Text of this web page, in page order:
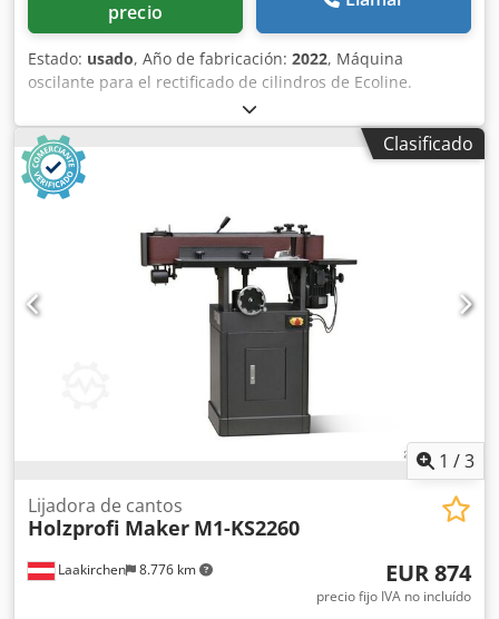
precio
Estado: usado, Año de fabricación: 2022, Máquina
oscilante para el rectificado de cilindros de Ecoline.
Especificaciones técnicas: una posible variante de tornillo
para la tensión del manguito del husillo. Se utiliza un
dispositivo similar al ProLoc. Dcsdpfxswhqplo Ac Djk
Ubicación: Nattheim.
Clasificado
1 /3
Laakirchen 8.776 km
Lijadora de cantos
Holzprofi Maker M1-KS2260
EUR 874
precio fijo IVA no incluído